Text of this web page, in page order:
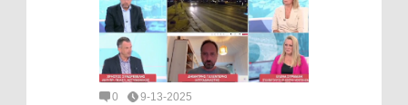
0 9-13-2025